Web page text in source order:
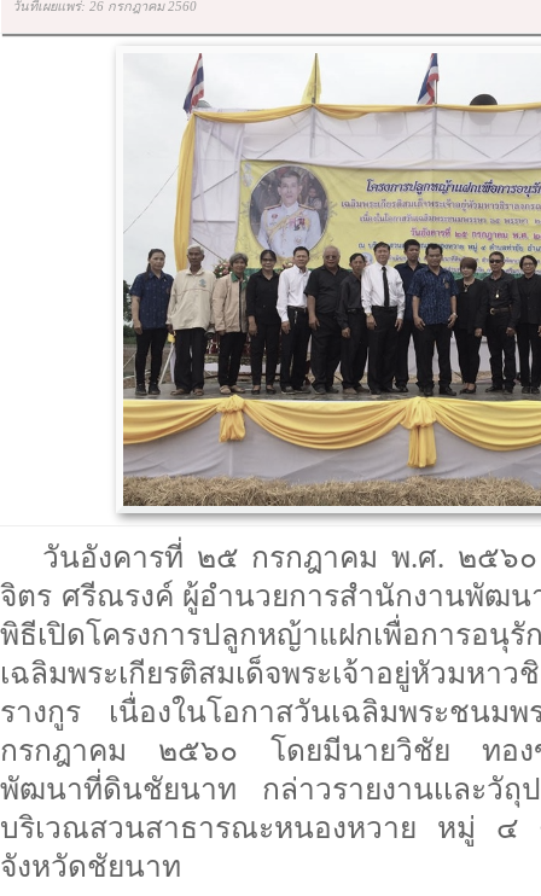
วันที่เผยแพร่: 26 กรกฎาคม 2560
วันอังคารที่ ๒๕ กรกฎาคม พ.ศ. ๒๕๖
จิตร ศรีณรงค์ ผู้อำนวยการสำนักงานพัฒน
พิธีเปิดโครงการปลูกหญ้าแฝกเพื่อการอนุ
เฉลิมพระเกียรติสมเด็จพระเจ้าอยู่หัวมหา
รางกูร เนื่องในโอกาสวันเฉลิมพระช
กรกฎาคม ๒๕๖๐ โดยมีนายวิชัย ทอง
พัฒนาที่ดินชัยนาท กล่าวรายงานเเละวัถุ
บริเวณสวนสาธารณะหนองหวาย หมู่ ๔
จังหวัดชัยนาท